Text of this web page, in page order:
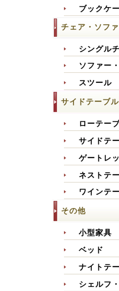
ブックケ
チェア・ソフ
シングル
ソファー
スツール
サイドテーブル
ローテー
サイドテ
ゲートレ
ネストテ
ワインテ
その他
小型家具
ベッド
ナイトテ
シェルフ